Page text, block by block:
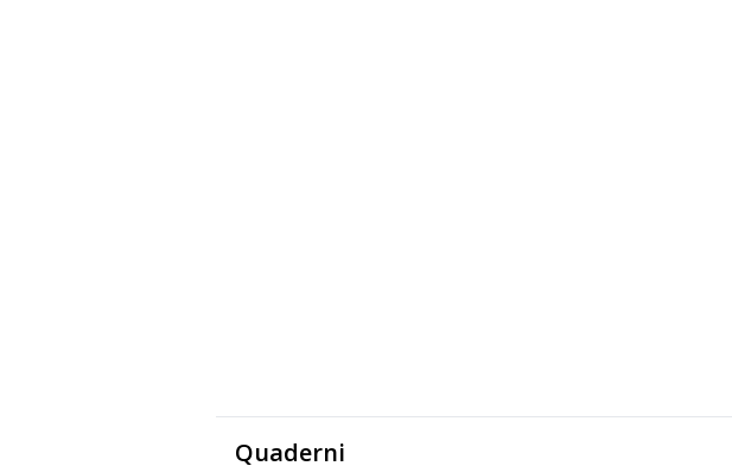
Quaderni